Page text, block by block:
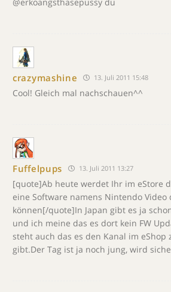
crazymashine 13. Juli 2011 15:48
Cool! Gleich mal nachschauen^^
Fuffelpups 13. Juli 2011 13:27
[quote]Ab heute werdet Ihr im eStore
eine Software namens Nintendo Video
können[/quote]In Japan gibt es ja
und ich meine das es dort kein FW
steht auch das es den Kanal im
gibt.Der Tag ist ja noch jung, wird